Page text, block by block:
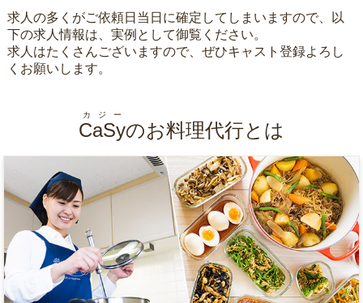
求人の多くがご依頼日当日に確定してしまいますので、以
下の求人情報は、実例として御覧ください。
求人はたくさんございますので、ぜひキャスト登録よろし
くお願いします。
CaSy
カジー
のお料理代行とは